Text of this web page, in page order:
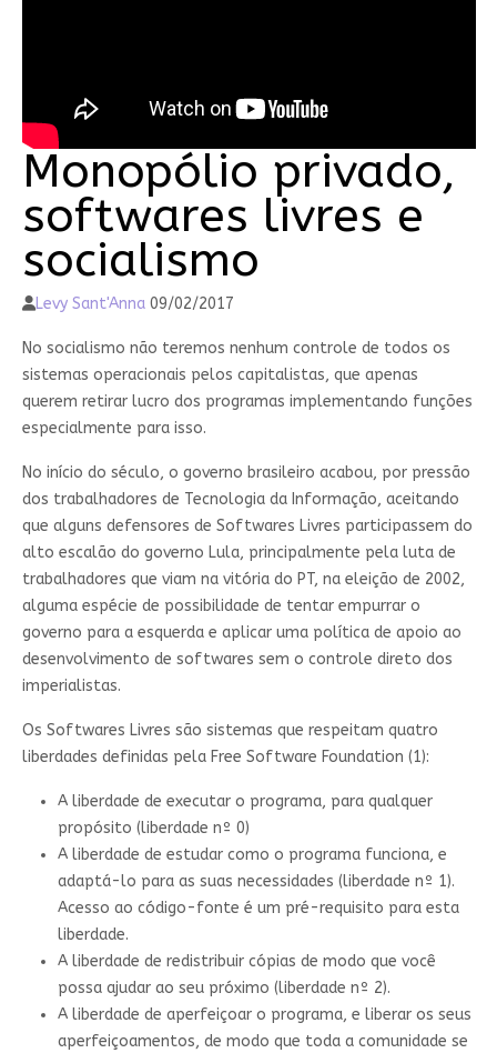
Monopólio privado,
softwares livres e
socialismo
Levy Sant'Anna 09/02/2017
No socialismo não teremos nenhum controle de todos os
sistemas operacionais pelos capitalistas, que apenas
querem retirar lucro dos programas implementando funções
especialmente para isso.
No início do século, o governo brasileiro acabou, por pressão
dos trabalhadores de Tecnologia da Informação, aceitando
que alguns defensores de Softwares Livres participassem do
alto escalão do governo Lula, principalmente pela luta de
trabalhadores que viam na vitória do PT, na eleição de 2002,
alguma espécie de possibilidade de tentar empurrar o
governo para a esquerda e aplicar uma política de apoio ao
desenvolvimento de softwares sem o controle direto dos
imperialistas.
Os Softwares Livres são sistemas que respeitam quatro
liberdades definidas pela Free Software Foundation (1):
A liberdade de executar o programa, para qualquer
propósito (liberdade nº 0)
A liberdade de estudar como o programa funciona, e
adaptá-lo para as suas necessidades (liberdade nº 1).
Acesso ao código-fonte é um pré-requisito para esta
liberdade.
A liberdade de redistribuir cópias de modo que você
possa ajudar ao seu próximo (liberdade nº 2).
A liberdade de aperfeiçoar o programa, e liberar os seus
aperfeiçoamentos, de modo que toda a comunidade se